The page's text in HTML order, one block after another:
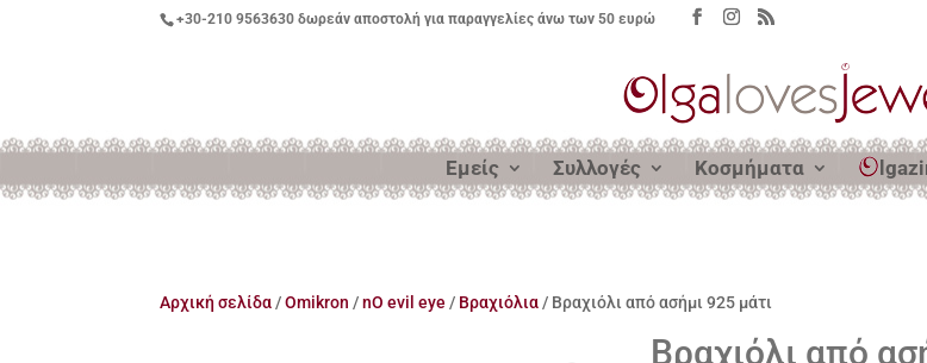
+30-210 9563630 δωρεάν αποστολή για παραγγελίες άνω των 50 ευρώ
Εμείς Συλλογές Κοσμήματα
Αρχική σελίδα /Omikron /nO evil eye / Βραχιόλια / Βραχιόλι από ασήμι 925 μάτι
Βραχιόλι από